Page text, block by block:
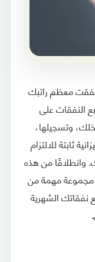
معظم راتبك
النفقات على
وتسجيلها،
ثابتة للالتزام
وانطلاقًا من هذه
مجموعة مهمة من
نفقاتك الشهرية